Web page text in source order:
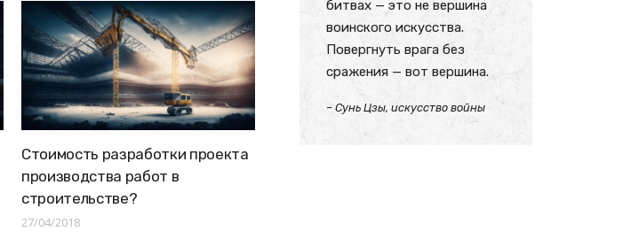
Стоимость разработки проекта
производства работ в
строительстве?
27/04/2018
битвах — это не вершина
воинского искусства.
Повергнуть врага без
сражения — вот вершина.
– Сунь Цзы, искусство войны